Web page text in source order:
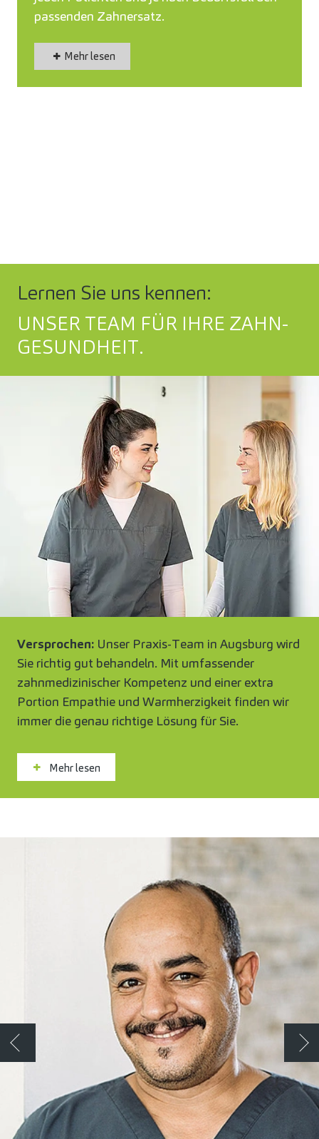
passenden Zahnersatz.
Mehr lesen
Lernen Sie uns kennen:
UNSER TEAM FÜR IHRE ZAHN­
GESUNDHEIT.
Versprochen: Unser Praxis-Team in Augsburg wird
Sie richtig gut behandeln. Mit umfassender
zahnmedizinischer Kompetenz und einer extra
Portion Empathie und Warmherzigkeit finden wir
immer die genau richtige Lösung für Sie.
Mehr lesen
Zurück